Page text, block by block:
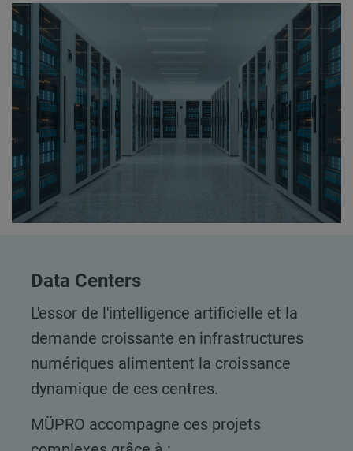
Data Centers
L'essor de l'intelligence artificielle et la
demande croissante en infrastructures
numériques alimentent la croissance
dynamique de ces centres.
MÜPRO accompagne ces projets